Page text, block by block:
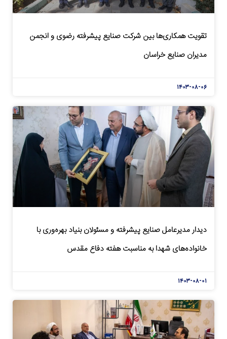
تقویت همکاری‌ها بین شرکت صنایع پیشرفته رضوی و انجمن
مدیران صنایع خراسان
۱۴۰۳-۰۸-۰۶
دیدار مدیرعامل صنایع پیشرفته و مسئولان بنیاد بهره‌وری با
خانواده‌های شهدا به مناسبت هفته دفاع مقدس
۱۴۰۳-۰۸-۰۱